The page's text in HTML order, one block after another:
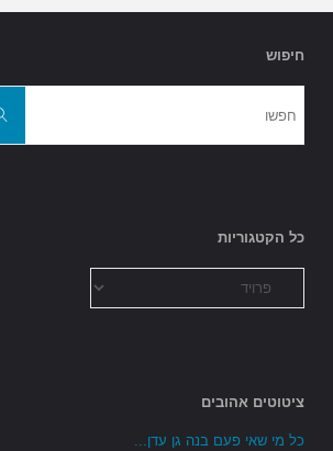
חיפוש
כל הקטגוריות
הקטגוריות
ציטוטים אהובים
כל מי שאי פעם בנה גן עדן...